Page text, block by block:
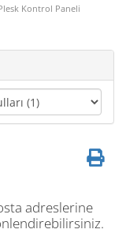
Kontrol Paneli
adreslerine